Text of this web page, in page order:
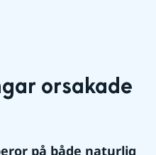
orsakade
på både naturlig